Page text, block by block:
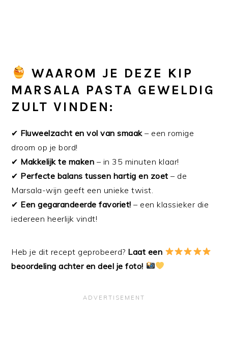
WAAROM JE DEZE KIP
MARSALA PASTA GEWELDIG
ZULT VINDEN:
✔ Fluweelzacht en vol van smaak– een romige
droom op je bord!
✔ Makkelijk te maken – in 35 minuten klaar!
✔ Perfecte balans tussen hartig en zoet – de
Marsala-wijn geeft een unieke twist.
✔ Een gegarandeerde favoriet! – een klassieker die
iedereen heerlijk vindt!
Heb je dit recept geprobeerd? Laat een
beoordeling achter en deel je foto!